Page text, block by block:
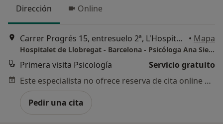
Dirección Online
Carrer Progrés 15, entresuelo 2ª, L'Hospitalet de Llobregat • Mapa
Hospitalet de Llobregat - Barcelona - Psicóloga Ana Sierra
Primera visita Psicología
Servicio gratuito
Este especialista no ofrece reserva de cita online en esta dirección.
Pedir una cita